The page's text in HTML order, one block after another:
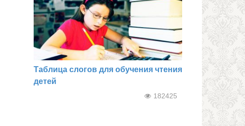
Таблица слогов для обучения чтения
детей
182425